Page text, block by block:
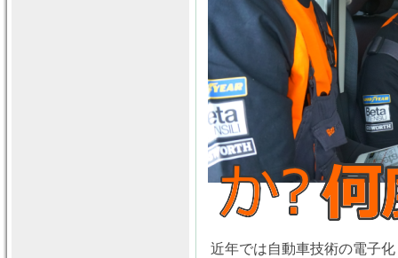
近年では自動車技術の電子化